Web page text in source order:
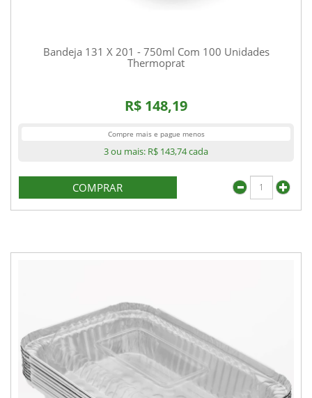
Bandeja 131 X 201 - 750ml Com 100 Unidades
Thermoprat
R$ 148,19
Compre mais e pague menos
3 ou mais: R$ 143,74cada
COMPRAR